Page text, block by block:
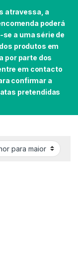
atravessa, a
poderá
a uma série de
produtos em
por parte dos
em contacto
confirmar a
pretendidas